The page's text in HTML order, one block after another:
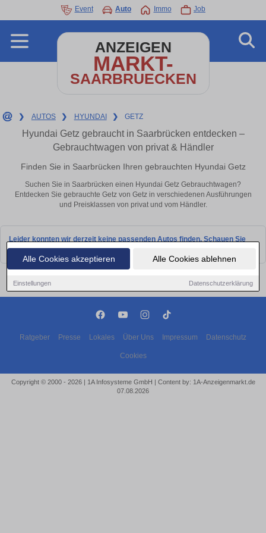
Alle Cookies akzeptieren Alle Cookies ablehnen
Einstellungen Datenschutzerklärung
Event Auto Immo Job
ANZEIGEN
MARKT-
SAARBRUECKEN
❯ AUTOS ❯ HYUNDAI ❯ GETZ
Hyundai Getz gebraucht in Saarbrücken entdecken –
Gebrauchtwagen von privat & Händler
Finden Sie in Saarbrücken Ihren gebrauchten Hyundai Getz
Suchen Sie in Saarbrücken einen Hyundai Getz Gebrauchtwagen?
Entdecken Sie gebrauchte Getz von Getz in verschiedenen Ausführungen
und Preisklassen von privat und vom Händler.
Leider konnten wir derzeit keine passenden Autos finden. Schauen Sie
bald wieder vorbei!
Ratgeber Presse Lokales Über Uns Impressum Datenschutz
Cookies
Copyright © 2000 - 2026 | 1A Infosysteme GmbH | Content by: 1A-Anzeigenmarkt.de
07.08.2026